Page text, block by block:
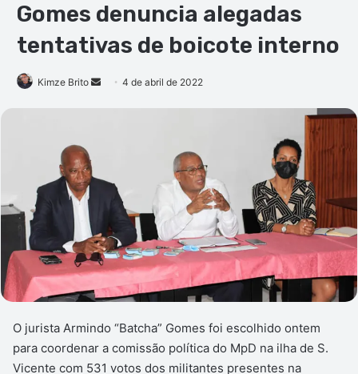
Gomes denuncia alegadas
tentativas de boicote interno
Kimze Brito
Mande4 de abril de 2022
O jurista Armindo “Batcha” Gomes foi escolhido ontem
para coordenar a comissão política do MpD na ilha de S.
Vicente com 531 votos dos militantes presentes na